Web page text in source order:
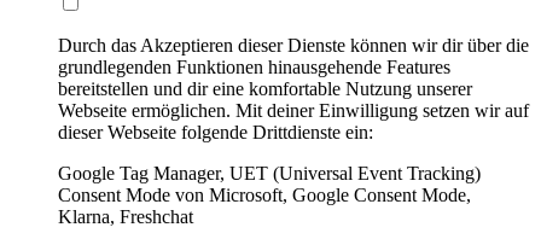
Durch das Akzeptieren dieser Dienste können wir dir über die
grundlegenden Funktionen hinausgehende Features
bereitstellen und dir eine komfortable Nutzung unserer
Webseite ermöglichen. Mit deiner Einwilligung setzen wir auf
dieser Webseite folgende Drittdienste ein:
Google Tag Manager, UET (Universal Event Tracking)
Consent Mode von Microsoft, Google Consent Mode,
Klarna, Freshchat